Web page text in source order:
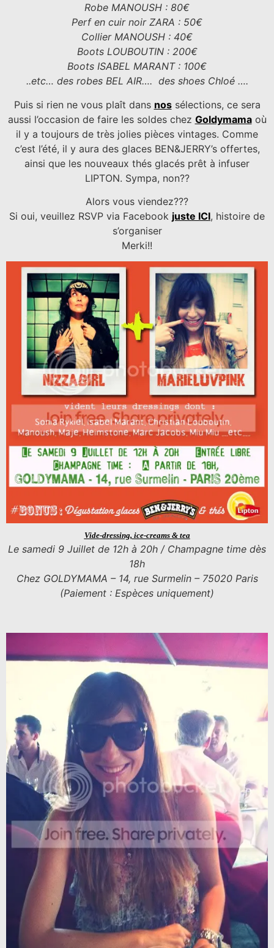
Robe MANOUSH : 80€
Perf en cuir noir ZARA : 50€
Collier MANOUSH : 40€
Boots LOUBOUTIN : 200€
Boots ISABEL MARANT : 100€
..etc… des robes BEL AIR…. des shoes Chloé ….
Puis si rien ne vous plaît dans nossélections, ce sera
aussi l’occasion de faire les soldes chez Goldymamaoù
il y a toujours de très jolies pièces vintages. Comme
c’est l’été, il y aura des glaces BEN&JERRY’s offertes,
ainsi que les nouveaux thés glacés prêt à infuser
LIPTON. Sympa, non??
Alors vous viendez???
Si oui, veuillez RSVP via Facebook juste ICI, histoire de
s’organiser
Merki!!
Vide-dressing, ice-creams & tea
Le samedi 9 Juillet de 12h à 20h / Champagne time dès
18h
Chez GOLDYMAMA – 14, rue Surmelin – 75020 Paris
(Paiement : Espèces uniquement)